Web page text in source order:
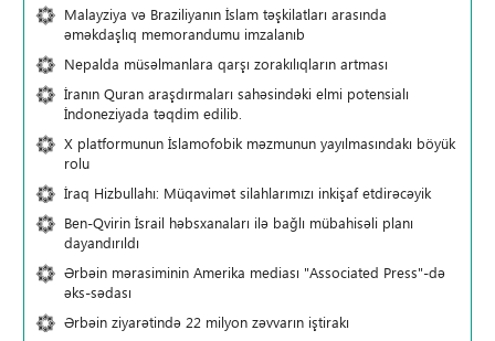
Malayziya və Braziliyanın İslam təşkilatları arasında
əməkdaşlıq memorandumu imzalanıb
Nepalda müsəlmanlara qarşı zorakılıqların artması
İranın Quran araşdırmaları sahəsindəki elmi potensialı
İndoneziyada təqdim edilib.
X platformunun İslamofobik məzmunun yayılmasındakı böyük
rolu
İraq Hizbullahı: Müqavimət silahlarımızı inkişaf etdirəcəyik
Ben-Qvirin İsrail həbsxanaları ilə bağlı mübahisəli planı
dayandırıldı
Ərbəin mərasiminin Amerika mediası "Associated Press"-də
əks-sədası
Ərbəin ziyarətində 22 milyon zəvvarın iştirakı